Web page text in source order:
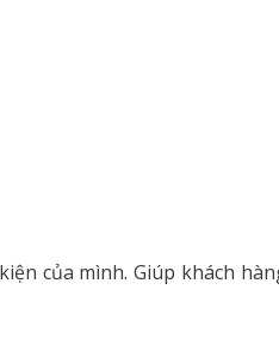
của mình. Giúp khách